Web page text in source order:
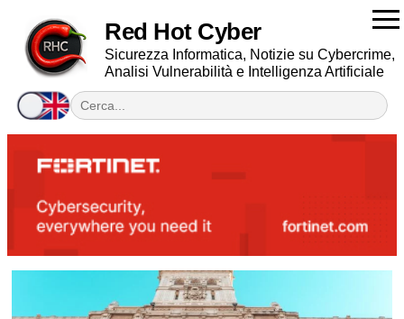
Red Hot Cyber
Sicurezza Informatica, Notizie su Cybercrime,
Analisi Vulnerabilità e Intelligenza Artificiale